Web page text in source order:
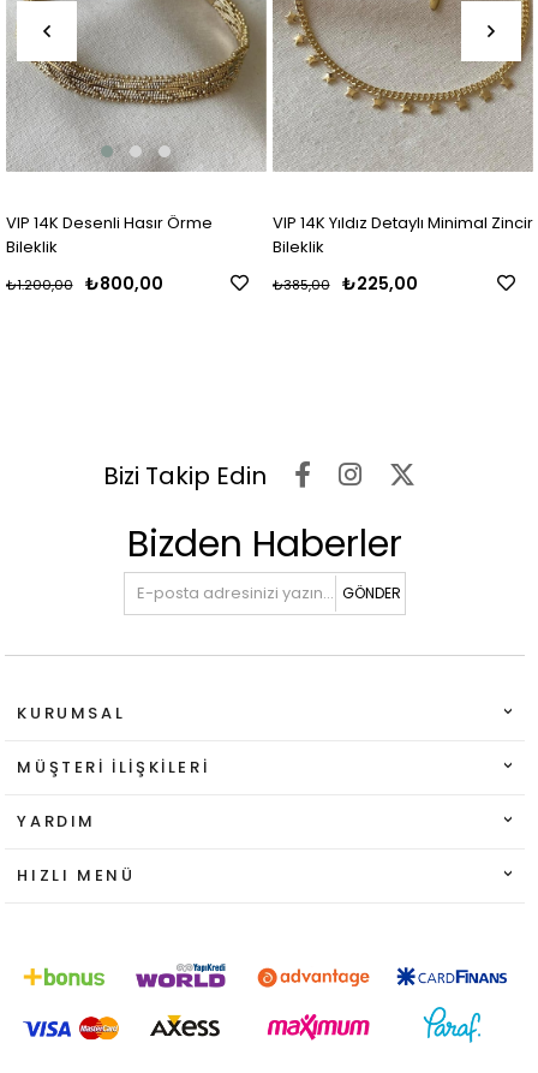
VIP 14K Yıldız Detaylı Minimal Zincir
₺225,00
₺385,00
VIP İnce Silver Suyolu
₺480,00
Bizi Takip Edin
Bizden Haberler
GÖNDER
KURUMSAL
MÜŞTERI İLIŞKILERI
YARDIM
HIZLI MENÜ